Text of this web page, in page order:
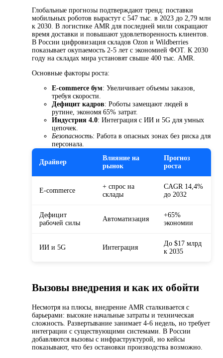
Глобальные прогнозы подтверждают тренд: поставки
мобильных роботов вырастут с 547 тыс. в 2023 до 2,79 млн
к 2030. В логистике AMR для последней мили сокращают
время доставки и повышают удовлетворенность клиентов.
В России цифровизация складов Ozon и Wildberries
показывает окупаемость 2-5 лет с экономией ФОТ. К 2030
году на складах мира установят свыше 400 тыс. AMR.
Основные факторы роста:
E-commerce бум: Увеличивает объемы заказов,
требуя скорости.
Дефицит кадров: Роботы замещают людей в
рутине, экономя 65% затрат.
Индустрия 4.0: Интеграция с ИИ и 5G для умных
цепочек.
Безопасность: Работа в опасных зонах без риска для
персонала.
Драйвер
Влияние на
рынок
Прогноз
роста
E-commerce
+ спрос на
склады
CAGR 14,4%
до 2032
Дефицит
рабочей силы
Автоматизация
+65%
экономии
ИИ и 5G Интеграция
До $17 млрд
к 2035
Вызовы внедрения и как их обойти
Несмотря на плюсы, внедрение AMR сталкивается с
барьерами: высокие начальные затраты и техническая
сложность. Развертывание занимает 4-6 недель, но требует
интеграции с существующими системами. В России
добавляются вызовы с инфраструктурой, но кейсы
показывают, что без остановки производства возможно.